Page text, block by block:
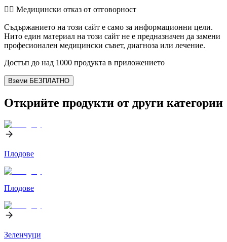
👨‍⚕️️ Медицински отказ от отговорност
Съдържанието на този сайт е само за информационни цели.
Нито един материал на този сайт не е предназначен да замени
професионален медицински съвет, диагноза или лечение.
Достъп до над 1000 продукта в приложението
Вземи БЕЗПЛАТНО
Открийте продукти от други категории
Плодове
Плодове
Зеленчуци